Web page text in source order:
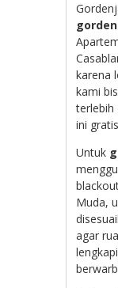
karena
kami
terlebih
ini
Untuk
Muda,
agar